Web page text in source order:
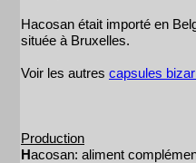
Hacosan était importé en
située à Bruxelles.
Voir les autres capsules
Production
Hacosan: aliment